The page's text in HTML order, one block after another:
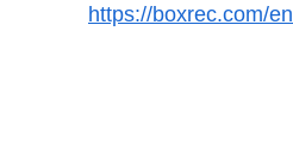
https://boxrec.com/